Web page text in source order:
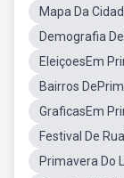
Mapa Da
Demografia
EleiçoesEm
Bairros
GraficasEm
Festival De
Primavera Do